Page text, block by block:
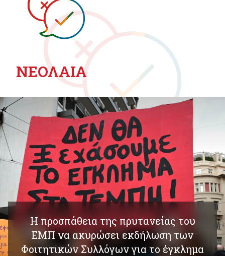
ΝΕΟΛΑΙΑ
Η προσπάθεια της πρυτανείας του
ΕΜΠ να ακυρώσει εκδήλωση των
Φοιτητικών Συλλόγων για το έγκλημα